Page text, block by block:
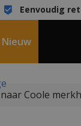
Eenvoudig
Nieuw
Coole